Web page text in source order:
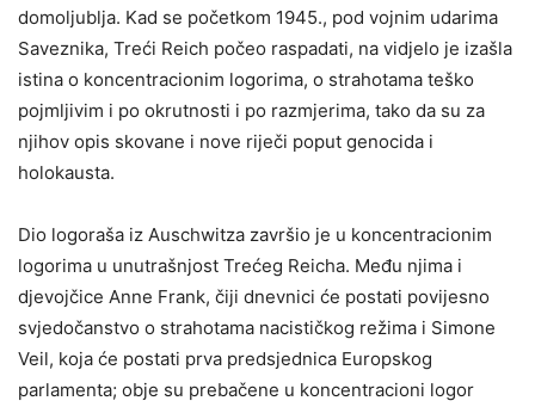
domoljublja. Kad se početkom 1945., pod vojnim udarima
Saveznika, Treći Reich počeo raspadati, na vidjelo je izašla
istina o koncentracionim logorima, o strahotama teško
pojmljivim i po okrutnosti i po razmjerima, tako da su za
njihov opis skovane i nove riječi poput genocida i
holokausta.
Dio logoraša iz Auschwitza završio je u koncentracionim
logorima u unutrašnjost Trećeg Reicha. Među njima i
djevojčice Anne Frank, čiji dnevnici će postati povijesno
svjedočanstvo o strahotama nacističkog režima i Simone
Veil, koja će postati prva predsjednica Europskog
parlamenta; obje su prebačene u koncentracioni logor